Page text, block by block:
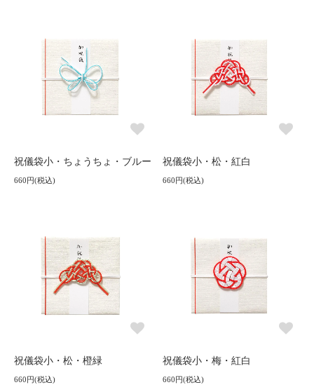
祝儀袋小・ちょうちょ・ブルー
660円(税込)
祝儀袋小・松・紅白
660円(税込)
祝儀袋小・松・橙緑
660円(税込)
祝儀袋小・梅・紅白
660円(税込)